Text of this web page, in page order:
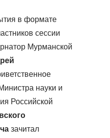
в формате
сессии
Мурманской
науки и
Российской
зачитал